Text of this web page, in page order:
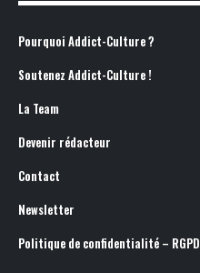
Pourquoi Addict-Culture ?
Soutenez Addict-Culture !
La Team
Devenir rédacteur
Contact
Newsletter
Politique de confidentialité – RGPD